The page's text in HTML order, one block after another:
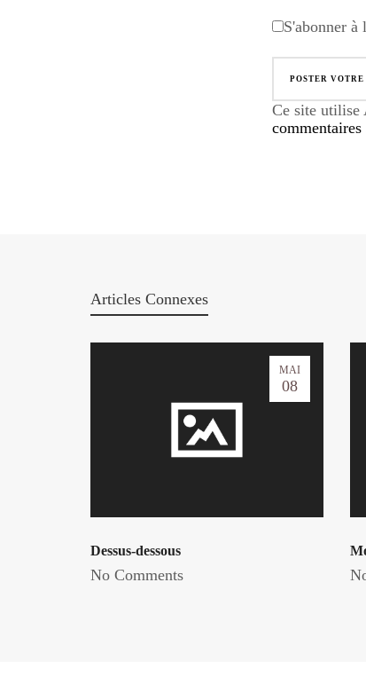
S'abonner à
Ce site utilise
Articles Connexes
MAI
08
Dessus-dessous
No Comments